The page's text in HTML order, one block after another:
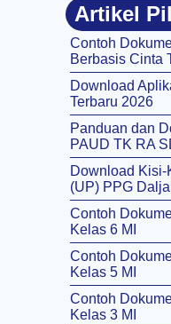
Artikel
Contoh
Berbasis Cinta
Download
Terbaru 2026
Panduan dan
PAUD TK RA
Download
(UP) PPG
Contoh
Kelas 6 MI
Contoh
Kelas 5 MI
Contoh
Kelas 3 MI